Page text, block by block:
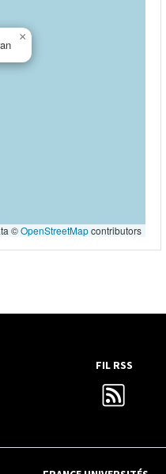
×
©OpenStreetMapcontributors
FIL RSS